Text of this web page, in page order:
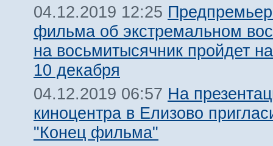
04.12.2019 12:25
фильма об экстремальном
на восьмитысячник пройдет
10 декабря
04.12.2019 06:57 На
киноцентра в Елизово
"Конец фильма"